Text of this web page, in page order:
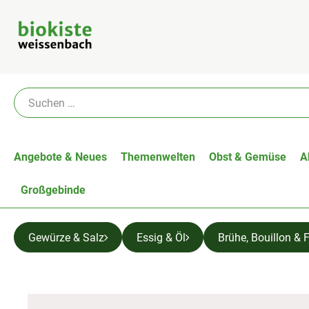
Angebote & Neues Themenwelten Obst & Gemüse
Großgebinde
Gewürze & Salz Essig & Öl Brühe, Bouillon &